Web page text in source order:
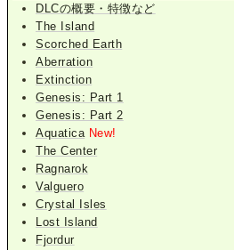
DLCの概要・特徴など
The Island
Scorched Earth
Aberration
Extinction
Genesis: Part 1
Genesis: Part 2
Aquatica New!
The Center
Ragnarok
Valguero
Crystal Isles
Lost Island
Fjordur